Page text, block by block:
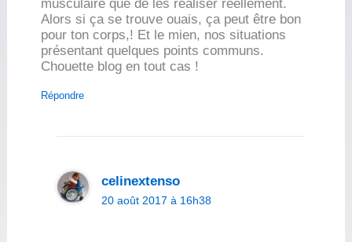
musculaire que de les réaliser réellement.
Alors si ça se trouve ouais, ça peut être bon
pour ton corps,! Et le mien, nos situations
présentant quelques points communs.
Chouette blog en tout cas !
Répondre
celinextenso
20 août 2017 à 16h38